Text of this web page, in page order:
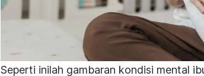
Seperti inilah gambaran kondisi mental